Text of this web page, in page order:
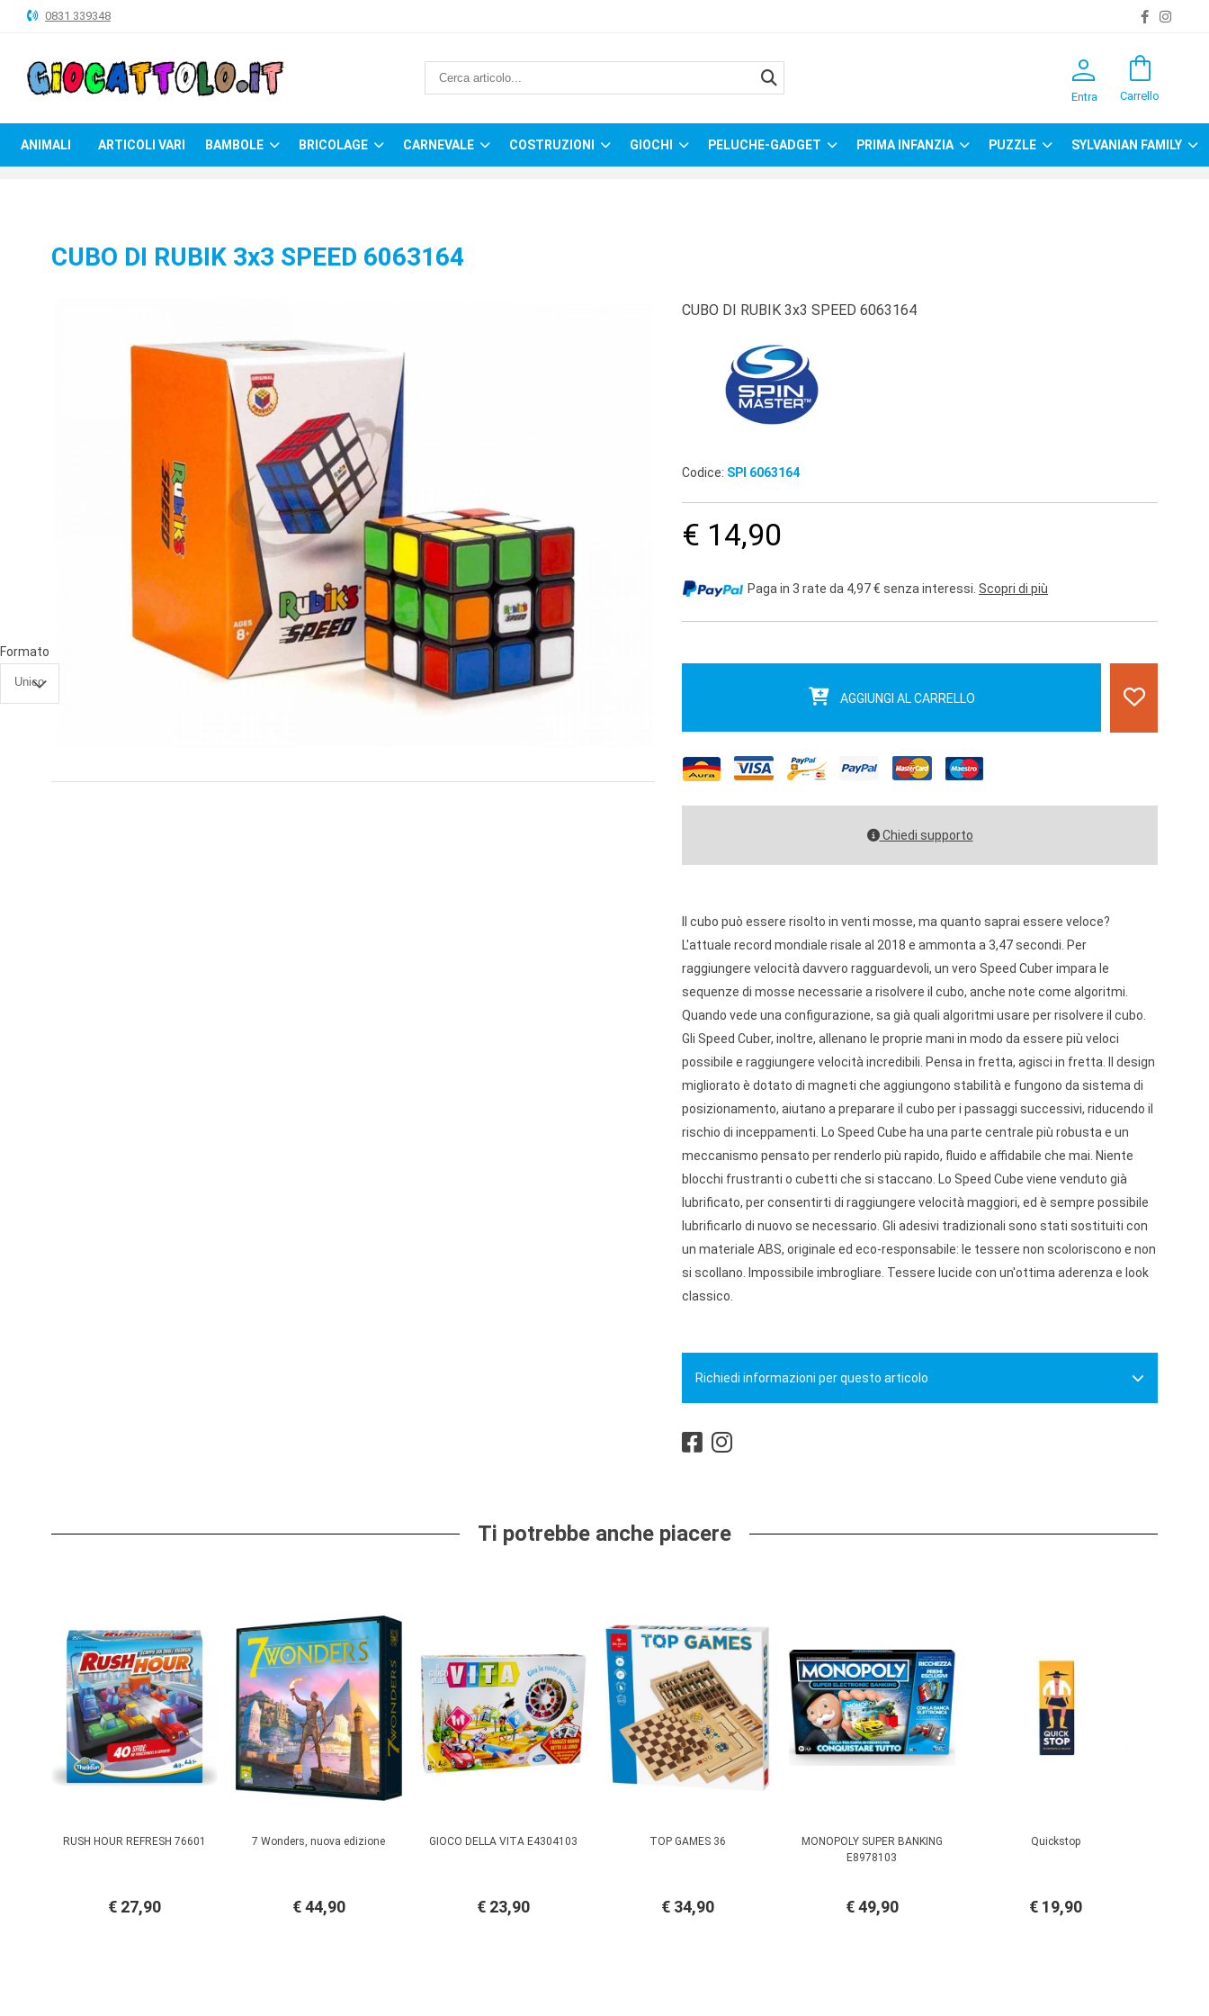
ANIMALI
BAMBOLE
0831 339348
person
Entra
shopping_bag
Carrello
ANIMALI ARTICOLI VARI BAMBOLE BRICOLAGE CARNEVALE COSTRUZIONI GIOCHI PELUCHE-GADGET PRIMA INFANZIA PUZZLE SYLVANIAN FAMILY
CUBO DI RUBIK 3x3 SPEED 6063164
CUBO DI RUBIK 3x3 SPEED 6063164
Codice: SPI 6063164
€ 14,90
Paga in 3 rate da 4,97 € senza interessi.Scopri di più
Formato
AGGIUNGI AL CARRELLO
Chiedi supporto
Il cubo può essere risolto in venti mosse, ma quanto saprai essere veloce?
L'attuale record mondiale risale al 2018 e ammonta a 3,47 secondi. Per
raggiungere velocità davvero ragguardevoli, un vero Speed Cuber impara le
sequenze di mosse necessarie a risolvere il cubo, anche note come algoritmi.
Quando vede una configurazione, sa già quali algoritmi usare per risolvere il cubo.
Gli Speed Cuber, inoltre, allenano le proprie mani in modo da essere più veloci
possibile e raggiungere velocità incredibili. Pensa in fretta, agisci in fretta. Il design
migliorato è dotato di magneti che aggiungono stabilità e fungono da sistema di
posizionamento, aiutano a preparare il cubo per i passaggi successivi, riducendo il
rischio di inceppamenti. Lo Speed Cube ha una parte centrale più robusta e un
meccanismo pensato per renderlo più rapido, fluido e affidabile che mai. Niente
blocchi frustranti o cubetti che si staccano. Lo Speed Cube viene venduto già
lubrificato, per consentirti di raggiungere velocità maggiori, ed è sempre possibile
lubrificarlo di nuovo se necessario. Gli adesivi tradizionali sono stati sostituiti con
un materiale ABS, originale ed eco-responsabile: le tessere non scoloriscono e non
si scollano. Impossibile imbrogliare. Tessere lucide con un'ottima aderenza e look
classico.
Richiedi informazioni per questo articolo
Ti potrebbe anche piacere
RUSH HOUR REFRESH 76601
€ 27,90
7 Wonders, nuova edizione
€ 44,90
GIOCO DELLA VITA E4304103
€ 23,90
TOP GAMES 36
€ 34,90
MONOPOLY SUPER BANKING
E8978103
€ 49,90
Quickstop
€ 19,90